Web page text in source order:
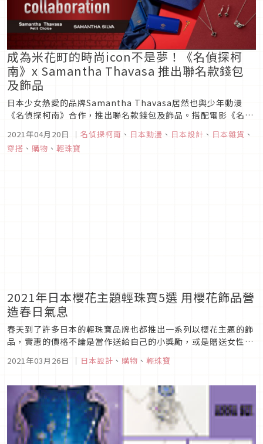
成為米花町的時尚icon不是夢！《名偵探柯
南》x Samantha Thavasa 推出聯名款錢包
及飾品
日本少女熱愛的品牌Samantha Thavasa居然也與少年動漫
《名偵探柯南》合作，推出聯名款錢包及飾品。搭配電影《名偵
國有設置Samantha Thavasa Petit Choice以及SAMANTHA
SILVA的專櫃上買到囉，快...
2021年04月20日 ｜ 名偵探柯南 、 日本動漫 、 日本設計 、 日本雜貨 、
穿搭 、 購物 、 輕珠寶
2021年日本櫻花主題輕珠寶5選 用櫻花飾品營
造春日氣息
春天到了許多日本的輕珠寶品牌也都推出一系列以櫻花主題的飾
品，實惠的價格不論是當作送給自己的小獎勵，或是贈送女性友
人當作禮物都非常適合。這次來介紹受到日本與台灣女性喜愛的
5大輕珠寶品牌：4°C 、Canal 4°C 、Samantha Tiara 、
2021年03月26日 ｜ 日本設計 、 購物 、 輕珠寶